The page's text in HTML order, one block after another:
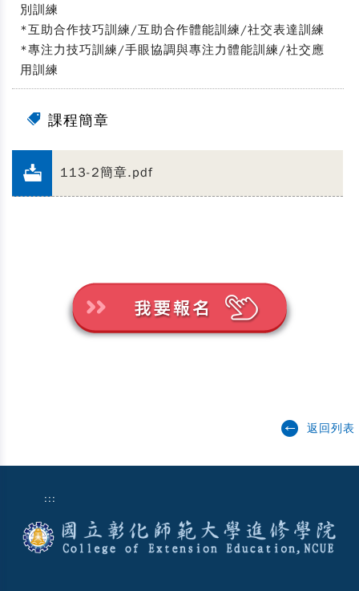
別訓練
*互助合作技巧訓練/互助合作體能訓練/社交表達訓練
*專注力技巧訓練/手眼協調與專注力體能訓練/社交應
用訓練
課程簡章
113-2簡章.pdf
返回列表
:::